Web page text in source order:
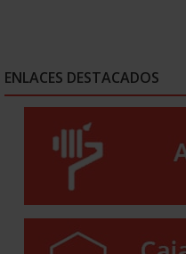
ENLACES DESTACADOS